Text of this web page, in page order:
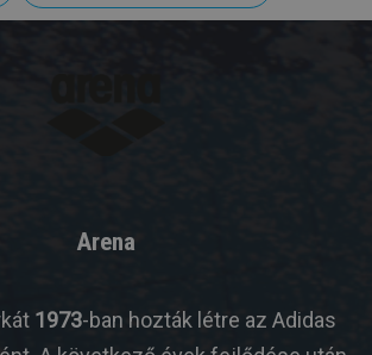
Arena
1973-ban hozták létre az Adidas